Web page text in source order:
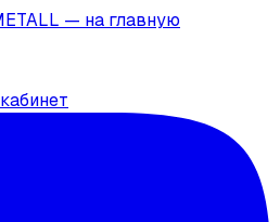
— на главную